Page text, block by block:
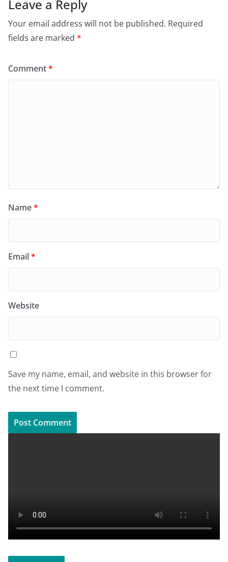
Leave a Reply
Your email address will not be published. Required
fields are marked *
Comment*
Name*
Email*
Website
Save my name, email, and website in this browser for
the next time I comment.